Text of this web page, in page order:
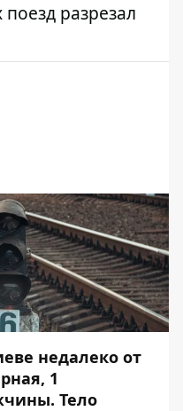
разрезал
недалеко от
1
Тело